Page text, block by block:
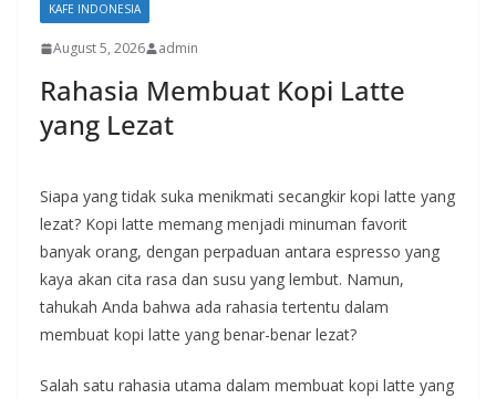
KAFE INDONESIA
August 5, 2026 admin
Rahasia Membuat Kopi Latte
yang Lezat
Siapa yang tidak suka menikmati secangkir kopi latte yang
lezat? Kopi latte memang menjadi minuman favorit
banyak orang, dengan perpaduan antara espresso yang
kaya akan cita rasa dan susu yang lembut. Namun,
tahukah Anda bahwa ada rahasia tertentu dalam
membuat kopi latte yang benar-benar lezat?
Salah satu rahasia utama dalam membuat kopi latte yang